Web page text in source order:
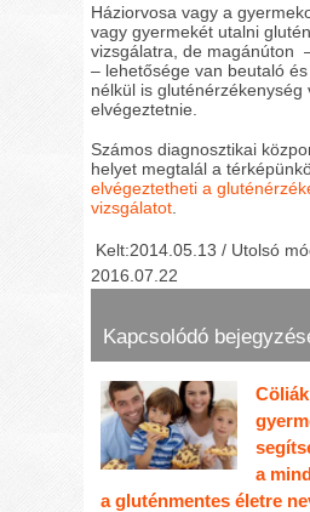
Háziorvosa vagy a
vagy gyermekét utalni
vizsgálatra, de magánúton
– lehetősége van beutaló
nélkül is gluténérzékenység
elvégeztetnie.
Számos diagnosztikai
helyet megtalál a
elvégeztetheti a
vizsgálatot
Kelt:2014.05.13 / Utolsó
2016.07.22
Kapcsolódó
a
a gluténmentes életre